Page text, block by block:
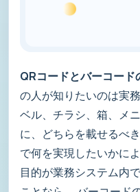
QRコードとバーコード
の人が知りたいのは実
ベル、チラシ、箱、メ
に、どちらを載せるべ
で何を実現したいかに
目的が業務システム内